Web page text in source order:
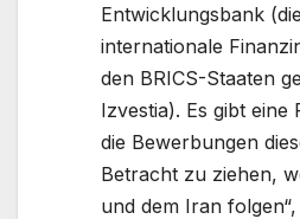
Entwicklungsbank
internationale
den BRICS-Staaten
Izvestia). Es gibt eine
die Bewerbungen
Betracht zu ziehen,
und dem Iran